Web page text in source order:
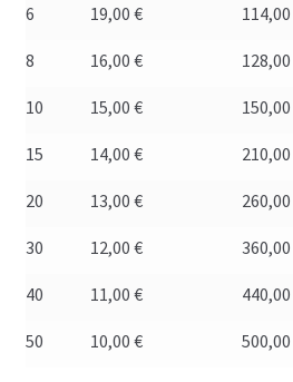
6
19,00 € 114,00
8
16,00 € 128,00
10
15,00 € 150,00
15
14,00 € 210,00
20
13,00 € 260,00
30
12,00 € 360,00
40
11,00 € 440,00
50
10,00 € 500,00